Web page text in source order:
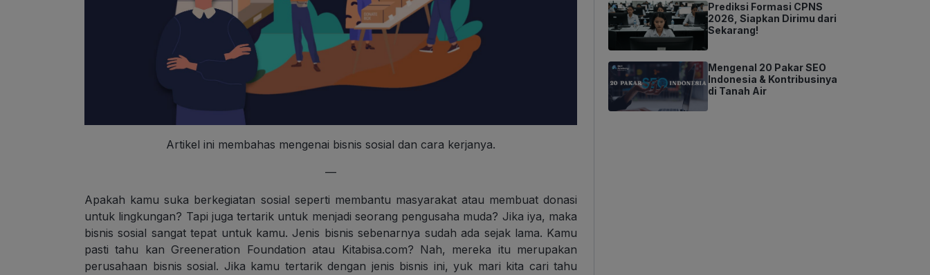
Artikel ini membahas mengenai bisnis sosial dan cara kerjanya.
—
Apakah kamu suka berkegiatan sosial seperti membantu masyarakat atau membuat donasi
untuk lingkungan? Tapi juga tertarik untuk menjadi seorang pengusaha muda? Jika iya, maka
bisnis sosial sangat tepat untuk kamu. Jenis bisnis sebenarnya sudah ada sejak lama. Kamu
pasti tahu kan Greeneration Foundation atau Kitabisa.com? Nah, mereka itu merupakan
perusahaan bisnis sosial. Jika kamu tertarik dengan jenis bisnis ini, yuk mari kita cari tahu
Prediksi Formasi CPNS
2026, Siapkan Dirimu dari
Sekarang!
Mengenal 20 Pakar SEO
Indonesia & Kontribusinya
di Tanah Air